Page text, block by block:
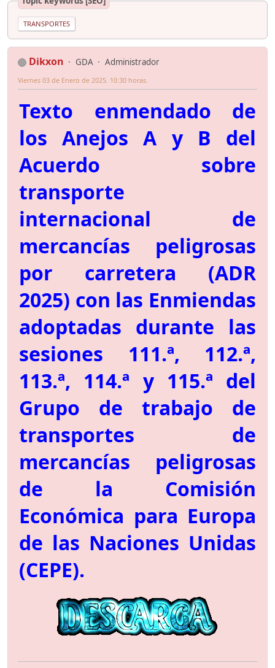
TRANSPORTES
Dikxon GDA Administrador
Viernes 03 de Enero de 2025. 10:30 horas.
Texto enmendado de
los Anejos A y B del
Acuerdo sobre
transporte
internacional de
mercancías peligrosas
por carretera (ADR
2025) con las Enmiendas
adoptadas durante las
sesiones 111.ª, 112.ª,
113.ª, 114.ª y 115.ª del
Grupo de trabajo de
transportes de
mercancías peligrosas
de la Comisión
Económica para Europa
de las Naciones Unidas
(CEPE).